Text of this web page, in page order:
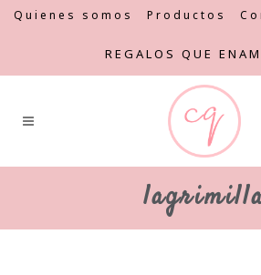
Quienes somos Productos
REGALOS QUE